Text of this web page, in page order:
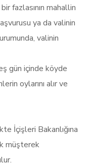
fazlasının mahallin
ya da valinin
valinin
gün içinde köyde
oylarını alır ve
İçişleri Bakanlığına
müşterek